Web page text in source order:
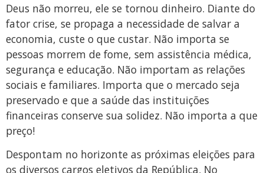
Deus não morreu, ele se tornou dinheiro. Diante do
fator crise, se propaga a necessidade de salvar a
economia, custe o que custar. Não importa se
pessoas morrem de fome, sem assistência médica,
segurança e educação. Não importam as relações
sociais e familiares. Importa que o mercado seja
preservado e que a saúde das instituições
financeiras conserve sua solidez. Não importa a que
preço!
Despontam no horizonte as próximas eleições para
os diversos cargos eletivos da República. No